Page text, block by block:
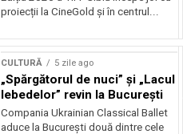
proiecții la CineGold și în centrul...
CULTURĂ 5 zile ago
„Spărgătorul de nuci” și „Lacul
lebedelor” revin la București
Compania Ukrainian Classical Ballet
aduce la București două dintre cele